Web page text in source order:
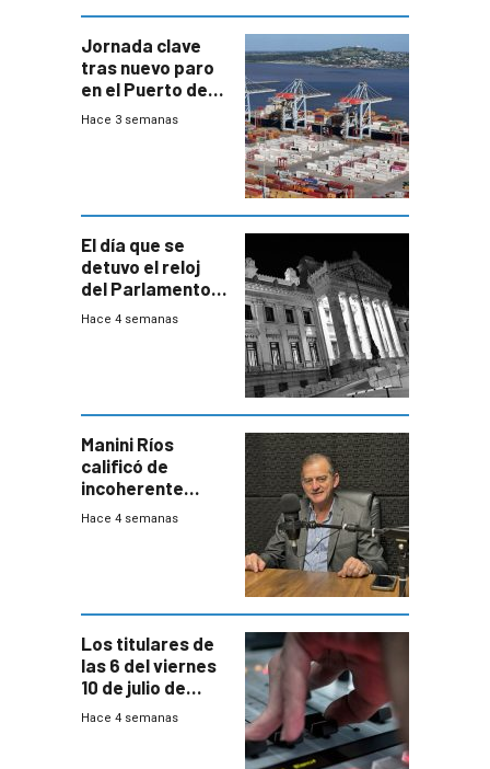
Jornada clave
tras nuevo paro
en el Puerto de
Montevideo
Hace 3 semanas
El día que se
detuvo el reloj
del Parlamento
para negociar
Hace 4 semanas
Manini Ríos
calificó de
incoherente
decisión de
Hace 4 semanas
Los titulares de
las 6 del viernes
10 de julio de
2026
Hace 4 semanas